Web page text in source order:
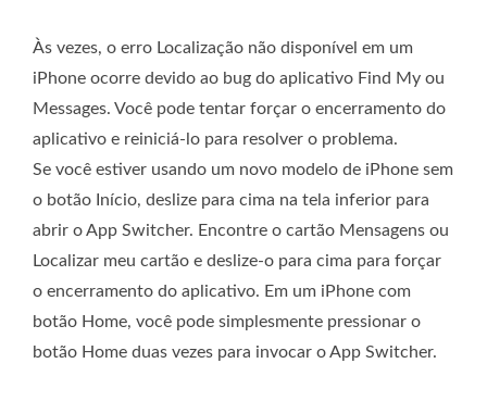
Às vezes, o erro Localização não disponível em um
iPhone ocorre devido ao bug do aplicativo Find My ou
Messages. Você pode tentar forçar o encerramento do
aplicativo e reiniciá-lo para resolver o problema.
Se você estiver usando um novo modelo de iPhone sem
o botão Início, deslize para cima na tela inferior para
abrir o App Switcher. Encontre o cartão Mensagens ou
Localizar meu cartão e deslize-o para cima para forçar
o encerramento do aplicativo. Em um iPhone com
botão Home, você pode simplesmente pressionar o
botão Home duas vezes para invocar o App Switcher.